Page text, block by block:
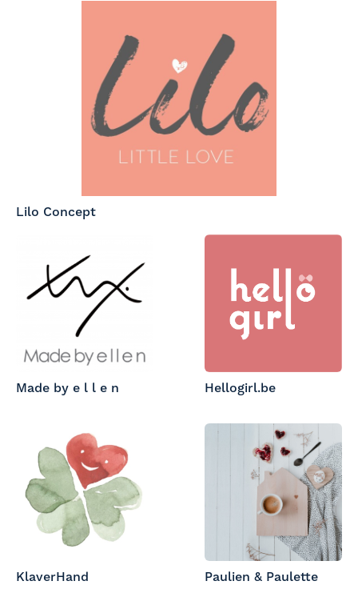
Lilo Concept
Made by e l l e n Hellogirl.be
KlaverHand Paulien & Paulette